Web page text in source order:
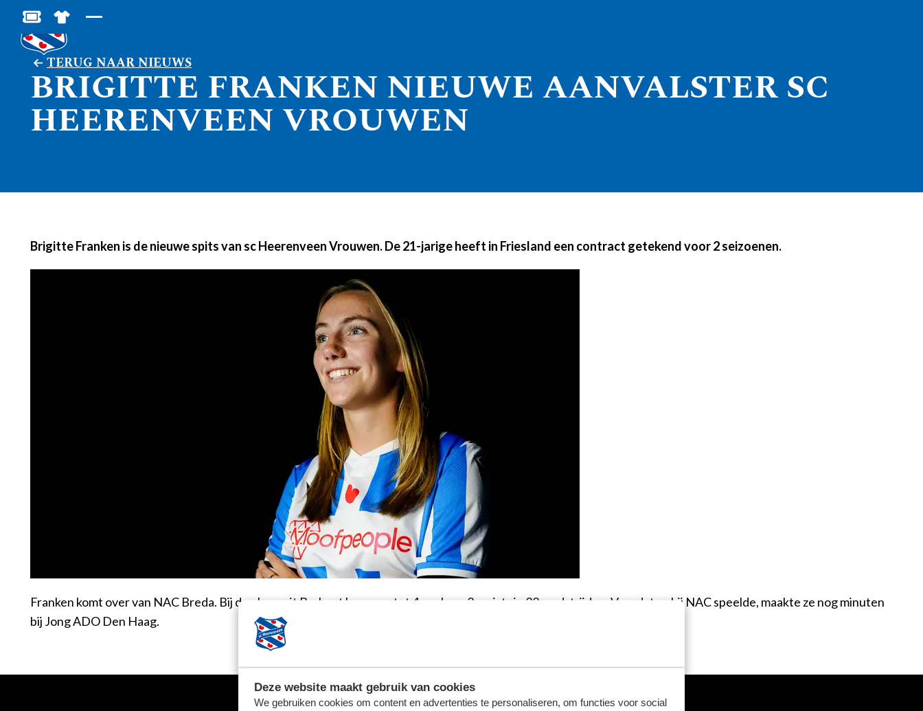
Deze website maakt gebruik van cookies
We gebruiken cookies om content en advertenties te personaliseren, om functies voor social
BESTEL JOUW TICKETS
SHOP IN DE FEANSTORE
TERUG NAAR NIEUWS
BRIGITTE FRANKEN NIEUWE AANVALSTER SC
HEERENVEEN VROUWEN
Brigitte Franken is de nieuwe spits van sc Heerenveen Vrouwen. De 21-jarige heeft in Friesland een contract getekend voor 2 seizoenen.
Franken komt over van NAC Breda. Bij de ploeg uit Brabant kwam ze tot 4 goals en 2 assists in 22 wedstrijden. Voordat ze bij NAC speelde, maakte ze nog minuten
bij Jong ADO Den Haag.